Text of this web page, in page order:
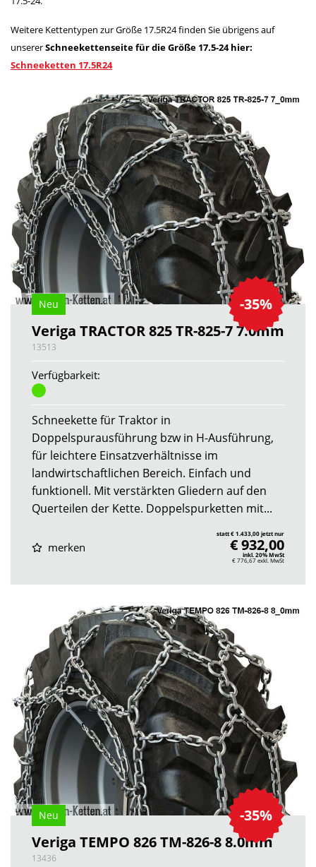
Weitere Kettentypen zur Größe 17.5R24 finden Sie übrigens auf
unsererSchneekettenseite für die Größe 17.5-24 hier:
Schneeketten 17.5R24
-35%
Neu
Veriga TRACTOR 825 TR-825-7 7.0mm
13513
Verfügbarkeit:
Schneekette für Traktor in
Doppelspurausführung bzw in H-Ausführung,
für leichtere Einsatzverhältnisse im
landwirtschaftlichen Bereich. Einfach und
funktionell. Mit verstärkten Gliedern auf den
Querteilen der Kette. Doppelspurketten mit...
merken
statt € 1.433,00 jetzt nur
€ 932,00
inkl. 20% MwSt
€ 776,67exkl. MwSt
-35%
Neu
Veriga TEMPO 826 TM-826-8 8.0mm
13436